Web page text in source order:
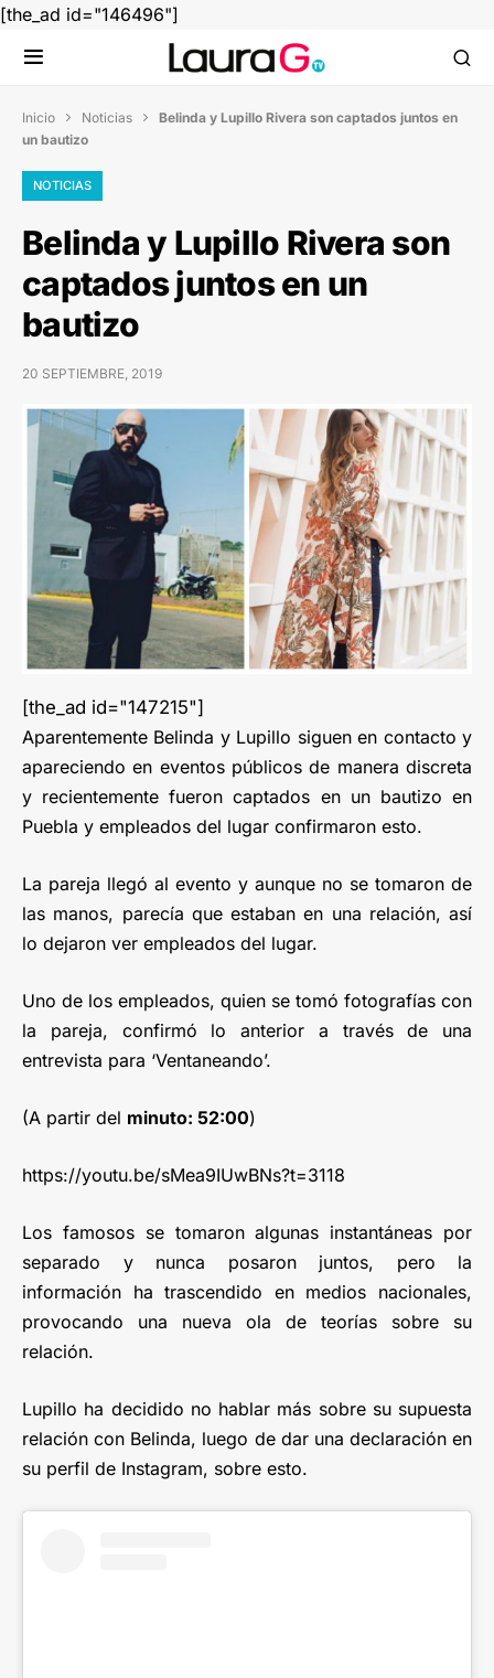
[the_ad id="146496"]
Inicio  Noticias  Belinda y Lupillo Rivera son captados juntos en
un bautizo
NOTICIAS
Belinda y Lupillo Rivera son
captados juntos en un
bautizo
20 SEPTIEMBRE, 2019
[the_ad id="147215"]
Aparentemente Belinda y Lupillo siguen en contacto y
apareciendo en eventos públicos de manera discreta
y recientemente fueron captados en un bautizo en
Puebla y empleados del lugar confirmaron esto.
La pareja llegó al evento y aunque no se tomaron de
las manos, parecía que estaban en una relación, así
lo dejaron ver empleados del lugar.
Uno de los empleados, quien se tomó fotografías con
la pareja, confirmó lo anterior a través de una
entrevista para ‘Ventaneando’.
(A partir del minuto: 52:00)
https://youtu.be/sMea9IUwBNs?t=3118
Los famosos se tomaron algunas instantáneas por
separado y nunca posaron juntos, pero la
información ha trascendido en medios nacionales,
provocando una nueva ola de teorías sobre su
relación.
Lupillo ha decidido no hablar más sobre su supuesta
relación con Belinda, luego de dar una declaración en
su perfil de Instagram, sobre esto.